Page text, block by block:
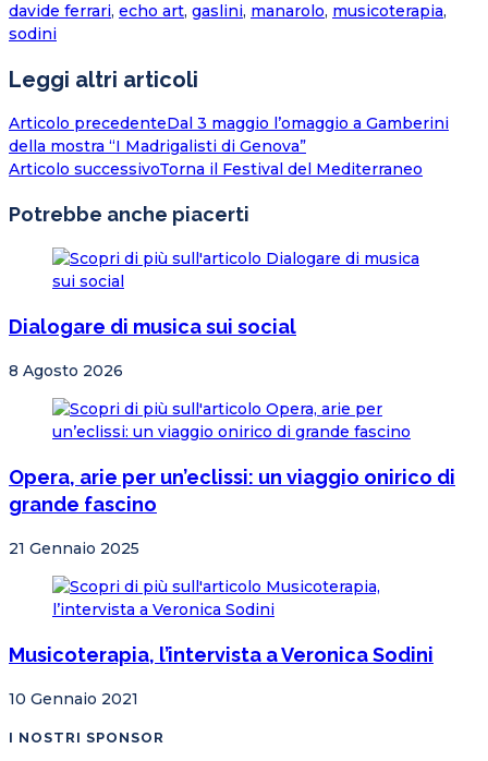
davide ferrari, echo art, gaslini, manarolo, musicoterapia,
sodini
Leggi altri articoli
Articolo precedenteDal 3 maggio l’omaggio a Gamberini
della mostra “I Madrigalisti di Genova”
Articolo successivoTorna il Festival del Mediterraneo
Potrebbe anche piacerti
Dialogare di musica sui social
8 Agosto 2026
Opera, arie per un’eclissi: un viaggio onirico di
grande fascino
21 Gennaio 2025
Musicoterapia, l’intervista a Veronica Sodini
10 Gennaio 2021
I NOSTRI SPONSOR